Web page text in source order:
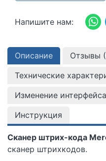
Напишите нам:
Описание Отзывы (
Технические
Изменение
Инструкция
Сканер штрих-кода
сканер штрихкодов.